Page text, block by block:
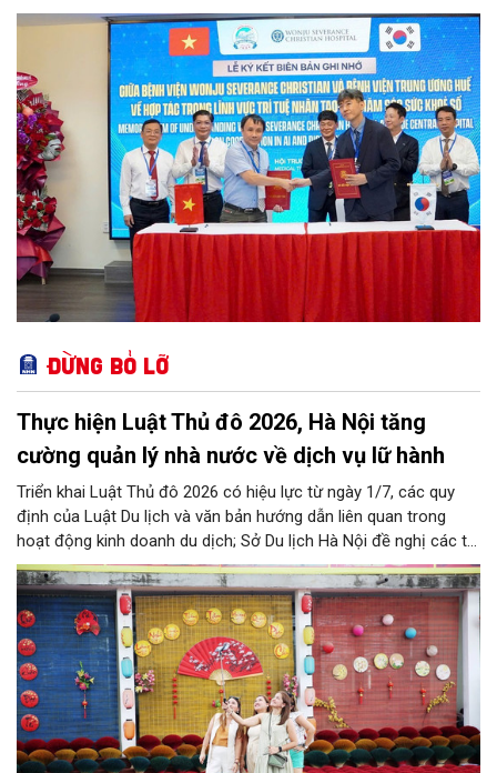
Đừng bỏ lỡ
Thực hiện Luật Thủ đô 2026, Hà Nội tăng
cường quản lý nhà nước về dịch vụ lữ hành
Triển khai Luật Thủ đô 2026 có hiệu lực từ ngày 1/7, các quy
định của Luật Du lịch và văn bản hướng dẫn liên quan trong
hoạt động kinh doanh du dịch; Sở Du lịch Hà Nội đề nghị các tổ
chức, đơn vị, doanh nghiệp kinh doanh dịch vụ lữ hành trên địa
bàn thành phố thực hiện một số nội dung quan trọng. Qua đó
góp phần thực hiện thắng lợi các mục tiêu phát triển du lịch Hà
Nội năm 2026 và giai đoạn tiếp theo.